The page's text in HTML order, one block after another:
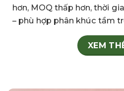
hơn, MOQ thấp hơn, thời
– phù hợp phân khúc tầm
XEM